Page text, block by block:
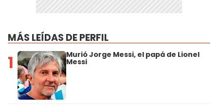
MÁS LEÍDAS DE PERFIL
1 Murió Jorge Messi, el papá de Lionel
Messi